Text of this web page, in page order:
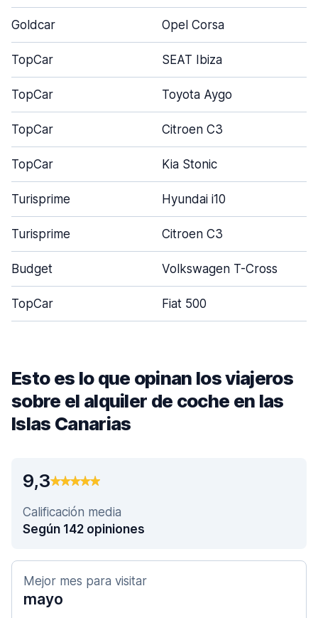
Goldcar Opel Corsa
TopCar SEAT Ibiza
TopCar Toyota Aygo
TopCar Citroen C3
TopCar Kia Stonic
Turisprime Hyundai i10
Turisprime Citroen C3
Budget Volkswagen T-Cross
TopCar Fiat 500
Esto es lo que opinan los viajeros
sobre el alquiler de coche en las
Islas Canarias
9,3
Calificación media
Según 142 opiniones
Mejor mes para visitar
mayo